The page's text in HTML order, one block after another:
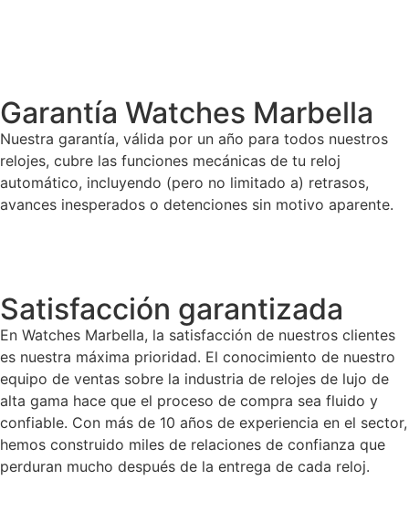
Garantía Watches Marbella
Nuestra garantía, válida por un año para todos nuestros
relojes, cubre las funciones mecánicas de tu reloj
automático, incluyendo (pero no limitado a) retrasos,
avances inesperados o detenciones sin motivo aparente.
Satisfacción garantizada
En Watches Marbella, la satisfacción de nuestros clientes
es nuestra máxima prioridad. El conocimiento de nuestro
equipo de ventas sobre la industria de relojes de lujo de
alta gama hace que el proceso de compra sea fluido y
confiable. Con más de 10 años de experiencia en el sector,
hemos construido miles de relaciones de confianza que
perduran mucho después de la entrega de cada reloj.